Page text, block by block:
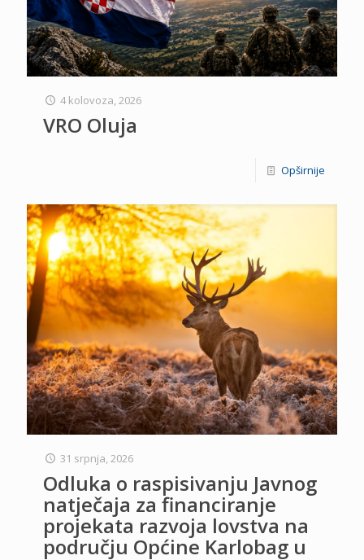
4 kolovoza, 2026
VRO Oluja
Opširnije
31 srpnja, 2026
Odluka o raspisivanju Javnog
natječaja za financiranje
projekata razvoja lovstva na
području Općine Karlobag u